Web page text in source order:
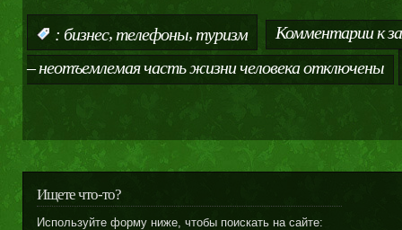
: бизнес,телефоны,туризм Комментариик
– неотъемлемая часть жизни человекаотключены
Ищете что-то?
Используйте форму ниже, чтобы поискать на сайте: